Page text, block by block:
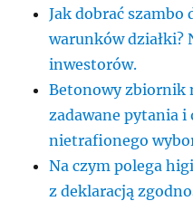
Jak dobrać szambo
warunków działki?
inwestorów.
Betonowy zbiornik
zadawane pytania
nietrafionego
Na czym polega
z deklaracją